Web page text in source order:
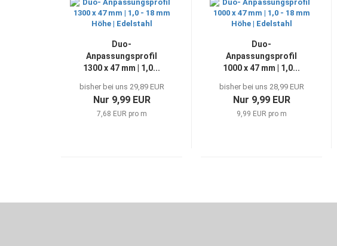
Duo-
Anpassungsprofil
1300 x 47 mm | 1,0...
bisher bei uns 29,89 EUR
Nur 9,99 EUR
7,68 EUR pro m
Duo-
Anpassungsprofil
1000 x 47 mm | 1,0...
bisher bei uns 28,99 EUR
Nur 9,99 EUR
9,99 EUR pro m